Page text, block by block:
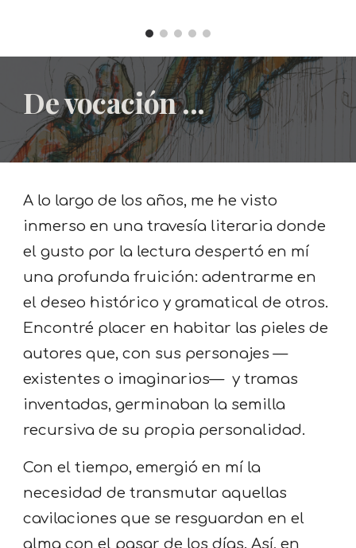
De vocación ...
A lo largo de los años, me he visto
inmerso en una travesía literaria donde
el gusto por la lectura despertó en mí
una profunda fruición: adentrarme en
el deseo histórico y gramatical de otros.
Encontré placer en habitar las pieles de
autores que, con sus personajes —
existentes o imaginarios— y tramas
inventadas, germinaban la semilla
recursiva de su propia personalidad.
Con el tiempo, emergió en mí la
necesidad de transmutar aquellas
cavilaciones que se resguardan en el
alma con el pasar de los días. Así, en